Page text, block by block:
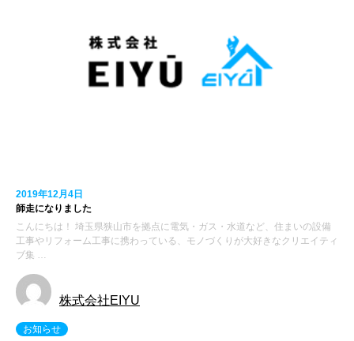
2019年12月4日
師走になりました
こんにちは！ 埼玉県狭山市を拠点に電気・ガス・水道など、住まいの設備
工事やリフォーム工事に携わっている、モノづくりが大好きなクリエイティ
ブ集 …
株式会社EIYU
お知らせ